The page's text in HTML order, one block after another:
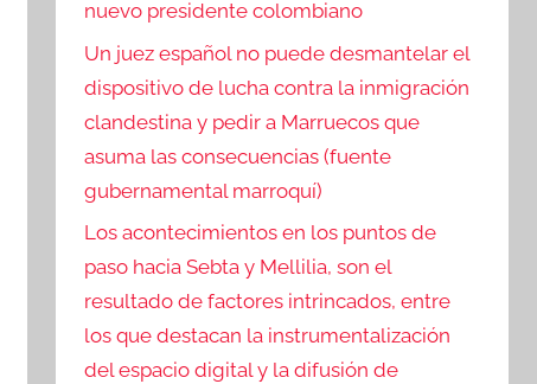
nuevo presidente colombiano
Un juez español no puede desmantelar el
dispositivo de lucha contra la inmigración
clandestina y pedir a Marruecos que
asuma las consecuencias (fuente
gubernamental marroquí)
Los acontecimientos en los puntos de
paso hacia Sebta y Mellilia, son el
resultado de factores intrincados, entre
los que destacan la instrumentalización
del espacio digital y la difusión de